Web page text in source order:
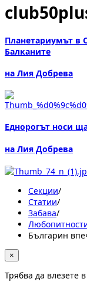
Планетариумът в
Балканите
на Лия Добрева
Eднорогът носи
на Лия Добрева
Секции/
Статии/
Забава/
Българин
×
Трябва да влезете